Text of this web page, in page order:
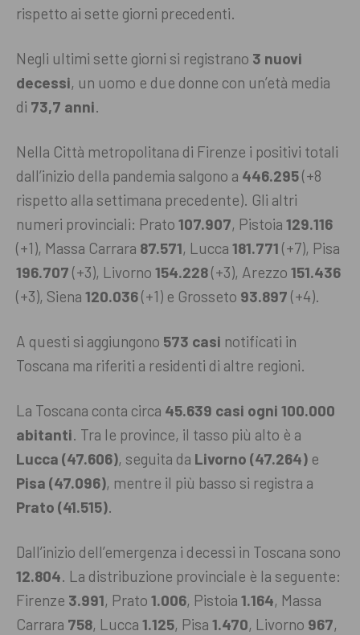
rispetto ai sette giorni precedenti.
Negli ultimi sette giorni si registrano 3 nuovi
decessi, un uomo e due donne con un’età media
di 73,7 anni.
Nella Città metropolitana di Firenze i positivi totali
dall’inizio della pandemia salgono a 446.295(+8
rispetto alla settimana precedente). Gli altri
numeri provinciali: Prato 107.907, Pistoia 129.116
(+1), Massa Carrara 87.571, Lucca 181.771 (+7), Pisa
196.707 (+3), Livorno 154.228(+3), Arezzo 151.436
(+3), Siena 120.036(+1) e Grosseto 93.897 (+4).
A questi si aggiungono 573 casi notificati in
Toscana ma riferiti a residenti di altre regioni.
La Toscana conta circa 45.639 casi ogni 100.000
abitanti. Tra le province, il tasso più alto è a
Lucca (47.606), seguita da Livorno (47.264) e
Pisa (47.096), mentre il più basso si registra a
Prato (41.515).
Dall’inizio dell’emergenza i decessi in Toscana sono
12.804. La distribuzione provinciale è la seguente:
Firenze 3.991, Prato 1.006, Pistoia 1.164, Massa
Carrara 758, Lucca 1.125, Pisa 1.470, Livorno 967,